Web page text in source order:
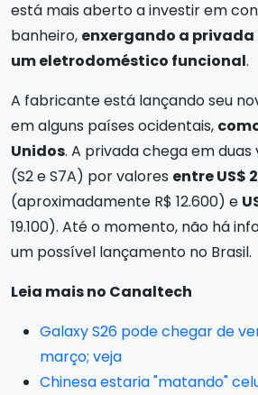
está mais aberto a investir em
banheiro, enxergando a
um eletrodoméstico funcional.
A fabricante está lançando seu
em alguns países ocidentais,
Unidos. A privada chega em
(S2 e S7A) por valores entre US$
(aproximadamente R$ 12.600) e
19.100). Até o momento, não há
um possível lançamento no Brasil.
Leia mais no Canaltech
Galaxy S26 pode chegar de
março; veja
Chinesa estaria "matando"